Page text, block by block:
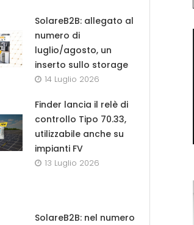
SolareB2B: allegato al
numero di
luglio/agosto, un
inserto sullo storage
14 Luglio 2026
Finder lancia il relè di
controllo Tipo 70.33,
utilizzabile anche su
impianti FV
13 Luglio 2026
SolareB2B: nel numero